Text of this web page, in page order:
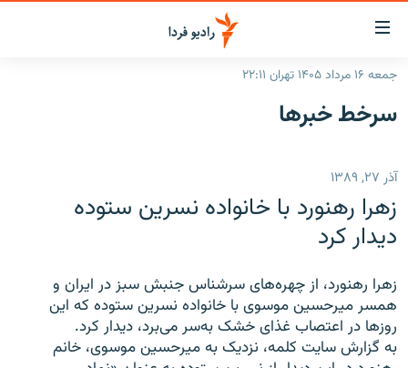
لینک‌های
قابلیت
دسترسی
بازگشت
اصلی
رفتن
صفحه
ایران
رادیو
انتخاب کنید و بشنوید
فرکانس‌ها
پادکست
گزارش‌های تصویری
گزارش‌های ویدئویی
زنان فردا
English
جمعه ۱۶ مرداد ۱۴۰۵ تهران ۲۲:۱۱
سرخط‌ خبرها
آذر ۲۷, ۱۳۸۹
زهرا رهنورد با خانواده نسرین ستوده
دیدار کرد
زهرا رهنورد، از چهره‌های سرشناس جنبش سبز در ایران و
همسر میرحسین موسوی با خانواده نسرین ستوده که این
روزها در اعتصاب غذای خشک به‌سر می‌برد، دیدار کرد.
به گزارش سایت کلمه، ‌نزدیک به میرحسین موسوی، خانم